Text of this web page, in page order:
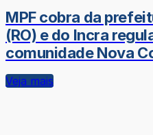
MPF cobra da
(RO) e do Incra
comunidade Nova
Veja mais